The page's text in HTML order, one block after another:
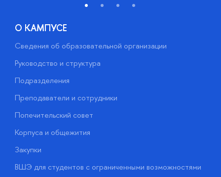
О КАМПУСЕ
Сведения об образовательной организации
Руководство и структура
Подразделения
Преподаватели и сотрудники
Попечительский совет
Корпуса и общежития
Закупки
ВШЭ для студентов с ограниченными возможностями